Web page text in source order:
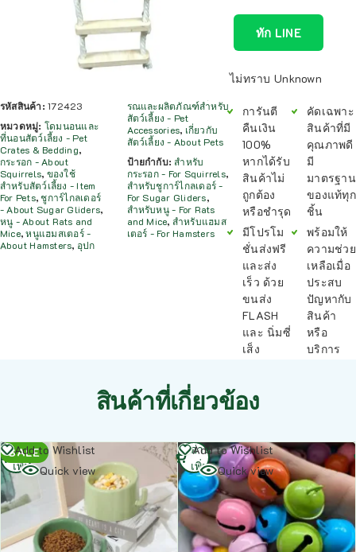
รหัสสินค้า:172423
หมวดหมู่: โดมนอนและ
ที่นอนสัตว์เลี้ยง - Pet
Crates & Bedding,
กระรอก - About
Squirrels, ของใช้
สำหรับสัตว์เลี้ยง - Item
For Pets,ชูการ์ไกลเดอร์
- About Sugar Gliders,
หนู - About Rats and
Mice,หนูแฮมสเตอร์ -
About Hamsters, อุปก
รณและผลิตภัณฑ์สำหรับ
สัตว์เลี้ยง - Pet
Accessories, เกี่ยวกับ
สัตว์เลี้ยง - About Pets
ป้ายกำกับ:สำหรับ
กระรอก - For Squirrels,
สำหรับชูการ์ไกลเดอร์ -
For Sugar Gliders,
สำหรับหนู - For Rats
and Mice, สำหรับแฮมส
เตอร์ - For Hamsters
ทัก LINE
ไม่ทราบ Unknown
การันตี
คืนเงิน
100%
หากได้รับ
สินค้าไม่
ถูกต้อง
หรือชำรุด
มีโปรโม
ชั่นส่งฟรี
และส่ง
เร็ว ด้วย
ขนส่ง
FLASH
และ นิ่มซี่
เส็ง
คัดเฉพาะ
สินค้าที่มี
คุณภาพดี
มี
มาตรฐาน
ของแท้ทุก
ชิ้น
พร้อมให้
ความช่วย
เหลือเมื่อ
ประสบ
ปัญหากับ
สินค้า
หรือ
บริการ
สินค้าที่เกี่ยวข้อง
SALE
Add to Wishlist
Quick view
อ่าน
เพิ่ม
Add to Wishlist
Quick view
อ่าน
เพิ่ม